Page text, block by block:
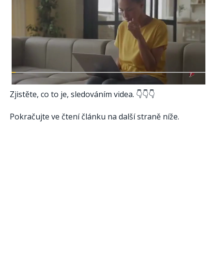
Zjistěte, co to je, sledováním videa. 👇👇👇
Pokračujte ve čtení článku na další straně níže.